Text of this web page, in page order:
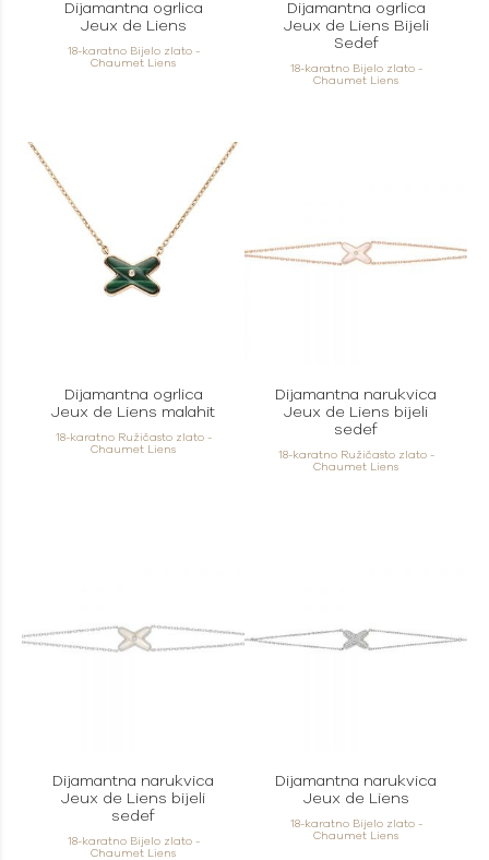
Dijamantna ogrlica
Jeux de Liens
18-karatno Bijelo zlato -
Chaumet Liens
Dijamantna ogrlica
Jeux de Liens Bijeli
Sedef
18-karatno Bijelo zlato -
Chaumet Liens
Dijamantna ogrlica
Jeux de Liens malahit
18-karatno Ružičasto zlato -
Chaumet Liens
Dijamantna narukvica
Jeux de Liens bijeli
sedef
18-karatno Ružičasto zlato -
Chaumet Liens
Dijamantna narukvica
Jeux de Liens bijeli
sedef
18-karatno Bijelo zlato -
Chaumet Liens
Dijamantna narukvica
Jeux de Liens
18-karatno Bijelo zlato -
Chaumet Liens